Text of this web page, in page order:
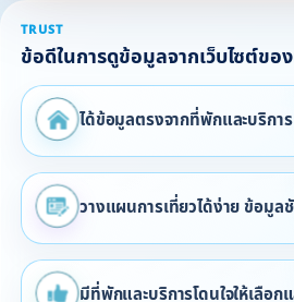
TRUST
ข้อดีในการดูข้อมูลจากเว็บไซต์ของ
ได้ข้อมูลตรงจากที่พักและบริกา
วางแผนการเที่ยวได้ง่าย ข้อมูล
มีที่พักและบริการโดนใจให้เลือก